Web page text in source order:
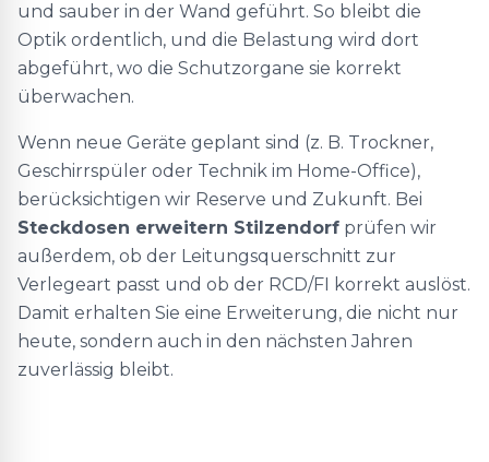
und sauber in der Wand geführt. So bleibt die
Optik ordentlich, und die Belastung wird dort
abgeführt, wo die Schutzorgane sie korrekt
überwachen.
Wenn neue Geräte geplant sind (z. B. Trockner,
Geschirrspüler oder Technik im Home-Office),
berücksichtigen wir Reserve und Zukunft. Bei
Steckdosen erweitern Stilzendorf prüfen wir
außerdem, ob der Leitungsquerschnitt zur
Verlegeart passt und ob der RCD/FI korrekt auslöst.
Damit erhalten Sie eine Erweiterung, die nicht nur
heute, sondern auch in den nächsten Jahren
zuverlässig bleibt.